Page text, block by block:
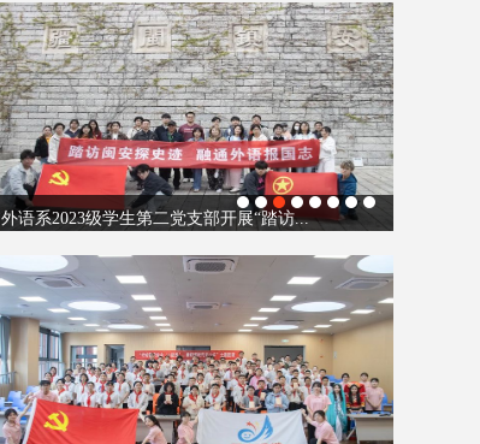
外语系2023级学生第一党支部开展“开心...